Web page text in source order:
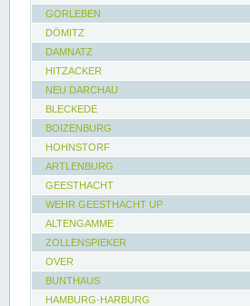
GORLEBEN
DÖMITZ
DAMNATZ
HITZACKER
NEU DARCHAU
BLECKEDE
BOIZENBURG
HOHNSTORF
ARTLENBURG
GEESTHACHT
WEHR GEESTHACHT UP
ALTENGAMME
ZOLLENSPIEKER
OVER
BUNTHAUS
HAMBURG-HARBURG